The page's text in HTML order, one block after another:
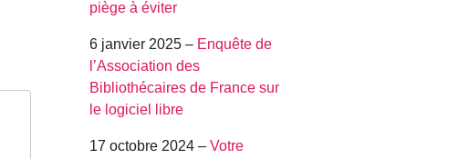
piège à éviter
6 janvier 2025 – Enquête de
l’Association des
Bibliothécaires de France sur
le logiciel libre
17 octobre 2024 –Votre